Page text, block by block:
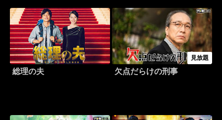
総理の夫
見放題
欠点だらけの刑事